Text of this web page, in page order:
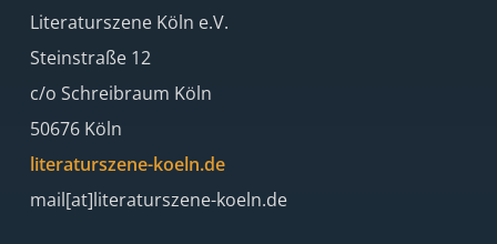
Literaturszene Köln e.V.
Steinstraße 12
c/o Schreibraum Köln
50676 Köln
literaturszene-koeln.de
mail[at]literaturszene-koeln.de